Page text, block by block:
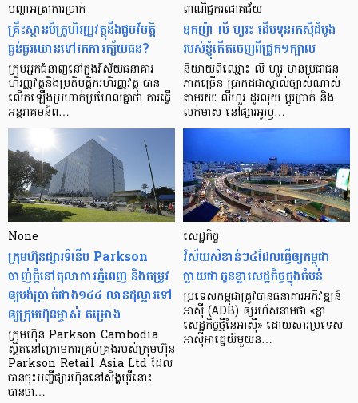
បញ្ហា​អត្រា​ការប្រាក់
គ្រឹះស្ថាន​មីក្រូ​ហិរញ្ញវត្ថុ​នឹង​ជួប​វិបត្តិ​
ធ្ងន់ធ្ងរ​ឈាន​ទៅ​រក​ការ​ក្ស័យធន?
ក្រុម​អ្នក​ជំនាញ​នៅ​ក្នុង​វិស័យ​ធនាគារ
ហិរញ្ញវត្ថុ​និង​ប្រតិបត្តិករ​ហិរញ្ញ​វត្ថុ បាន​​
លើក​ឡើង​ប្រហាក់​ប្រហែល​គ្នា​ថា ការ​ធ្វើ​
អន្តរាគមន៍​ព…
ពាណិជ្ជករជោគជ័យ
ឧកញ៉ា លី ហួរ៖ ដើមទុនរកស៊ីដំបូង
របស់ខ្ញុំកើតចេញពីជ្រូក១ក្បាល
និយាយ​ពី​ឈ្មោះ លី ហួរ មាន​ប្រជាជន​
ភាគ​ច្រើន ប្រាកដ​ជា​ស្គាល់​ច្បាស់​ណាស់
តាមរយៈ លីហួរ ដូរ​លុយ ប្តូរ​បា្រក់ និង​
លក់​មាស នៅ​ផ្សារ​អូរ​ឫ…
None
ក្រុមហ៊ុនផ្សារទំនើប Parkson
ចាញ់ក្ដីនៅតុលាការភ្នំពេញ និងតម្រូវ
ឲ្យបង់ប្រាក់ជាង១៤៤ លានដុល្លារទៅ
ឲ្យក្រុមហ៊ុនម្ចាស់ គម្រោង
ក្រុមហ៊ុន Parkson Cambodia
ស្ថិតនៅក្រោមការគ្រប់គ្រងរបស់ក្រុមហ៊ុន
Parkson Retail Asia Ltd ដែល
បានចុះបញ្ចីផ្សារហ៊ុននៅសិង្ហបុរីនោះ
បានចា…
សេដ្ឋកិច្ច​
វិស័យ​សំខាន់ៗ​៤​ដែល​ធ្វើ​ឲ្យ​កម្ពុជា​
ក្លាយ​ជា​កូន​ខ្លា​សេដ្ឋកិច្ច​ក្នុង​តំបន់
ប្រទេស​កម្ពុជា​ត្រូវ​បាន​ធនាគារ​អភិវឌ្ឍន៍​
អាស៊ី (ADB) ឲ្យ​រហ័ស​នាមថា «ខ្លា​
សេដ្ឋកិច្ច​ថ្មី​នៃ​អាស៊ី» ដោយសារ​ប្រទេស​
អាស៊ី​អាគ្នេយ៍​មួយ​ន…